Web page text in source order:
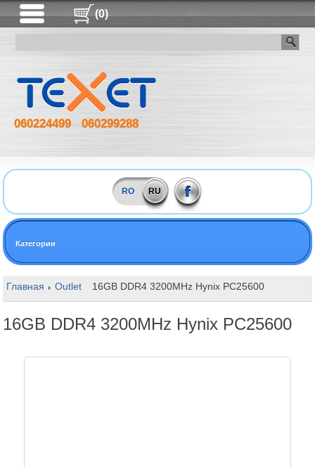
(0)
060224499 060299288
RO RU
Категории
Главная Outlet 16GB DDR4 3200MHz Hynix PC25600
16GB DDR4 3200MHz Hynix PC25600